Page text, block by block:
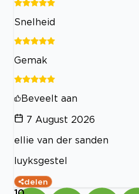
Snelheid
Gemak
Beveelt aan
7 August 2026
ellie van der sanden
luyksgestel
delen